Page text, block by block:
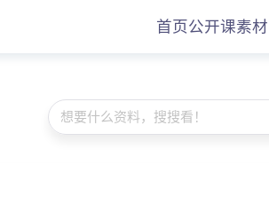
首页公开课素材
想要什么资料，搜搜看！